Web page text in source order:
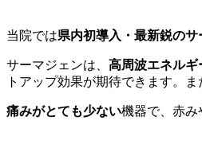
当院では県内初導入・最新鋭のサ
サーマジェンは、 高周波エネル
トアップ効果が期待できます。
痛みがとても少ない機器で、赤み